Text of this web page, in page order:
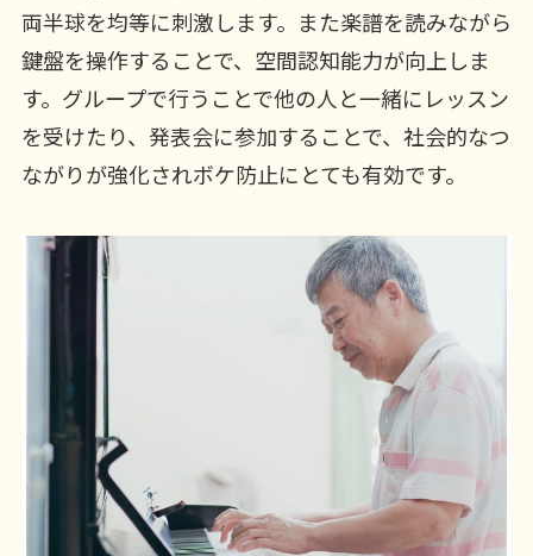
両半球を均等に刺激します。また楽譜を読みながら
鍵盤を操作することで、空間認知能力が向上しま
す。グループで行うことで他の人と一緒にレッスン
を受けたり、発表会に参加することで、社会的なつ
ながりが強化されボケ防止にとても有効です。